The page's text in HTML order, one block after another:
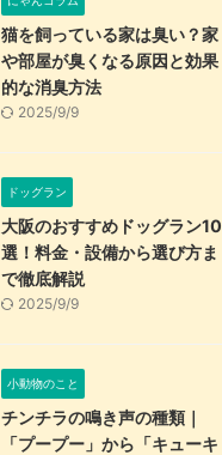
猫を飼っている家は臭い？家
や部屋が臭くなる原因と効果
的な消臭方法
2025/9/9
ドッグラン
大阪のおすすめドッグラン10
選！料金・設備から選び方ま
で徹底解説
2025/9/9
小動物のこと
チンチラの鳴き声の種類｜
「プープー」から「キューキ